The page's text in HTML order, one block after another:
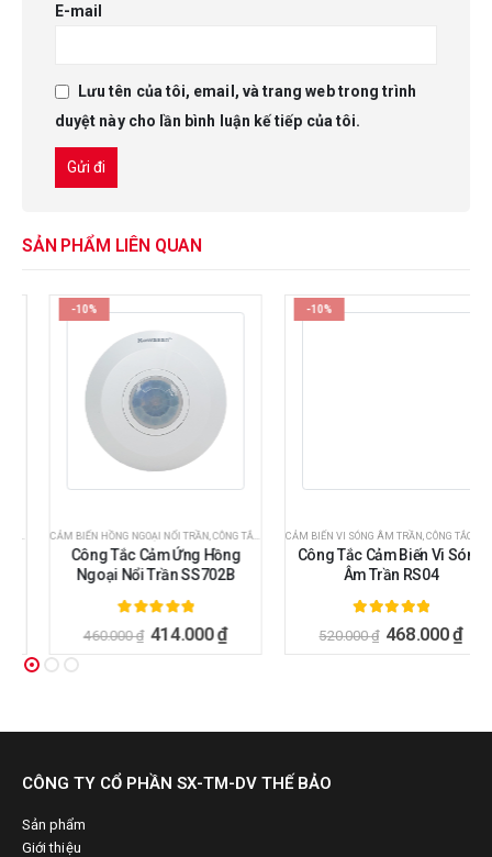
E-mail
Lưu tên của tôi, email, và trang web trong trình
duyệt này cho lần bình luận kế tiếp của tôi.
SẢN PHẨM LIÊN QUAN
,CÔNG TẮC CẢM BIẾN CÔNG TẮC CẢM ỨNG CHUYỂN ĐỘNG,CÔNG
CẢM BIẾN HỒNG NGOẠI NỔI TRẦN,CÔNG TẮC CẢM BIẾN ,CÔNG TẮC CẢM ỨNG CHUYỂN ĐỘNG ,CÔNG
Công Tắc Cảm Ứng Hồng
Ngoại Nổi Trần SS702B
ngoài 5
460.000₫ 414.000₫
CẢM BIẾN VI SÓNG ÂM TRẦN ,CÔNG TẮC CẢM ỨNG CHUYỂN ĐỘNG
Công Tắc Cảm Biến Vi Sóng
Âm Trần RS04
ngoài 5
520.000₫ 468.000₫
CÔNG TY CỔ PHẦN SX-TM-DV THẾ BẢO
Sản phẩm
Giới thiệu